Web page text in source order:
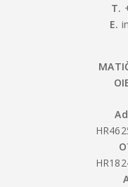
T.
E.